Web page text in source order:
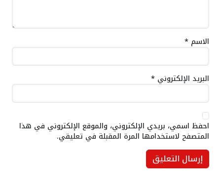
الاسم *
البريد الإلكتروني *
احفظ اسمي، بريدي الإلكتروني، والموقع الإلكتروني في هذا
المتصفح لاستخدامها المرة المقبلة في تعليقي.